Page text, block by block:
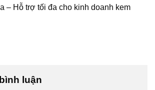
– Hỗ trợ tối đa cho kinh doanh kem
luận